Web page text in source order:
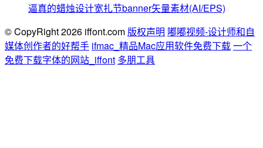
逼真的蜡烛设计宽扎节banner矢量素材(AI/EPS)
© CopyRight 2026 iffont.com 版权声明 嘟嘟视频-设计师和自
媒体创作者的好帮手 ifmac_精品Mac应用软件免费下载一个
免费下载字体的网站_iffont 多朋工具